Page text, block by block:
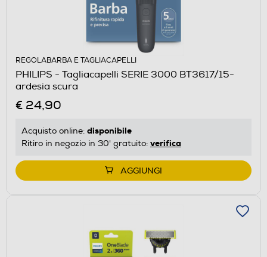
REGOLABARBA E TAGLIACAPELLI
PHILIPS - Tagliacapelli SERIE 3000 BT3617/15-
ardesia scura
€ 24,90
Acquisto online: disponibile
Ritiro in negozio in 30' gratuito: verifica
AGGIUNGI